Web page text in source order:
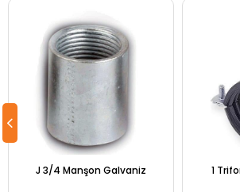
J 3/4 Manşon Galvaniz 1